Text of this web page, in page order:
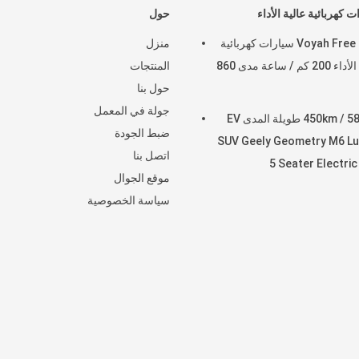
حول
منزل
المنتجات
حول بنا
جولة في المعمل
ضبط الجودة
اتصل بنا
موقع الجوال
سياسة الخصوصية
كهربائية عالية الأداء
Voyah Free 4WD سيارات كهربائية
عالية الأداء 200 كم / ساعة مدى 860
450km / 580km طويلة المدى EV
SUV Geely Geometry M6
5 Seater Electric